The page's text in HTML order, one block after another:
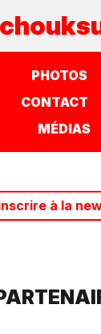
PHOTOS
CONTACT
MÉDIAS
à la